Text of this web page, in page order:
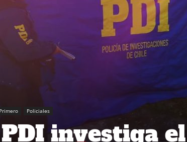
Policiales
investiga